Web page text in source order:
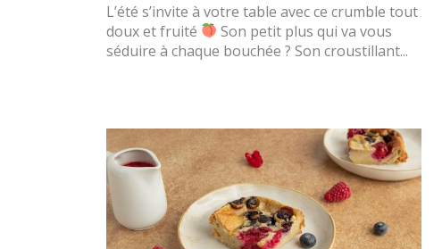
L’été s’invite à votre table avec ce crumble tout
doux et fruité
Son petit plus qui va vous
séduire à chaque bouchée ? Son croustillant...